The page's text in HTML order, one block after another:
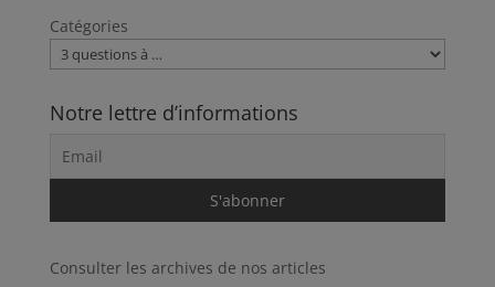
Catégories
Notre lettre d’informations
Consulter les archives de nos articles